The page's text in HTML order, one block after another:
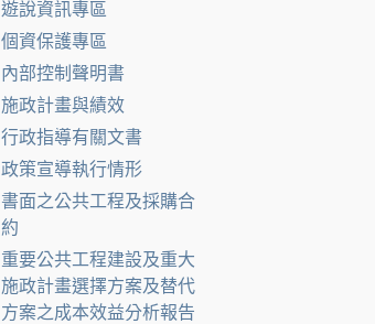
遊說資訊專區
個資保護專區
內部控制聲明書
施政計畫與績效
行政指導有關文書
政策宣導執行情形
書面之公共工程及採購合
約
重要公共工程建設及重大
施政計畫選擇方案及替代
方案之成本效益分析報告